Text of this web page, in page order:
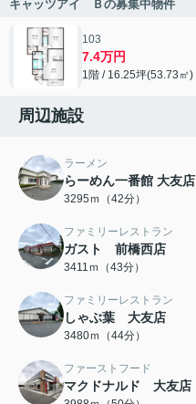
キャッツアイ Ｂの募集中物件
103
7.4万円
1階 / 16.25坪(53.73㎡)
周辺施設
ラーメン
らーめん一番館 大友店
3295ｍ（42分）
ファミリーレストラン
ガスト 前橋西店
3411ｍ（43分）
ファミリーレストラン
しゃぶ葉 大友店
3480ｍ（44分）
ファーストフード
マクドナルド 大友店